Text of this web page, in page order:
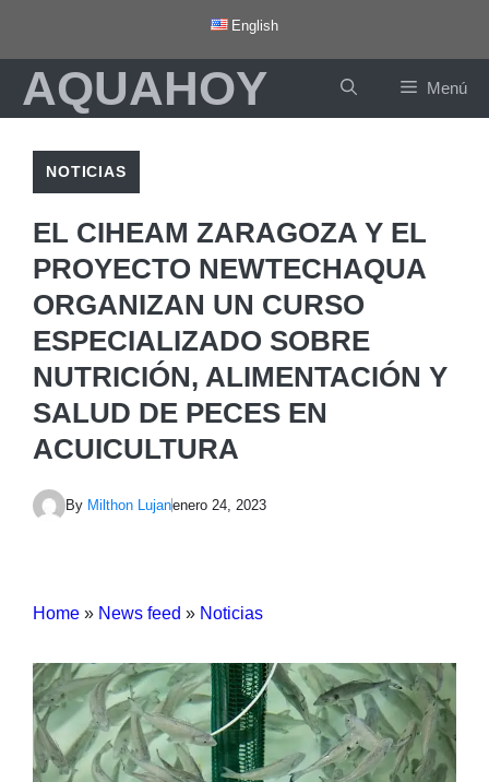
contenido
English
AQUAHOY Menú
NOTICIAS
EL CIHEAM ZARAGOZA Y EL
PROYECTO NEWTECHAQUA
ORGANIZAN UN CURSO
ESPECIALIZADO SOBRE
NUTRICIÓN, ALIMENTACIÓN Y
SALUD DE PECES EN
ACUICULTURA
By Milthon Lujanenero 24, 2023
Home » News feed » Noticias